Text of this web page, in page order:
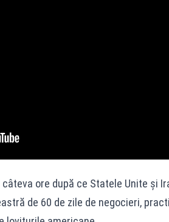
ore după ce Statele Unite și
de 60 de zile de negocieri,